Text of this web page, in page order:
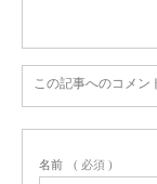
この記事へのコメン
名前 ( 必須 )